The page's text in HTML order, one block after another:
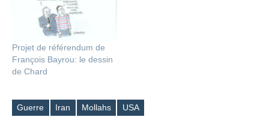
Projet de référendum de
François Bayrou: le dessin
de Chard
Étiquettes
Guerre Iran Mollahs USA